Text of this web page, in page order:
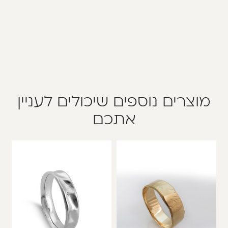
מוצרים נוספים שיכולים לעניין
אתכם